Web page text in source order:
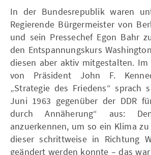
In der Bundesrepublik waren
Regierende Bürgermeister von
und sein Pressechef Egon Bahr
den Entspannungskurs
diesen aber aktiv mitgestalten.
von Präsident John F.
„Strategie des Friedens“ sprach
Juni 1963 gegenüber der DDR
durch Annäherung“ aus:
anzuerkennen, um so ein Klima
dieser schrittweise in Richtung
geändert werden konnte – das